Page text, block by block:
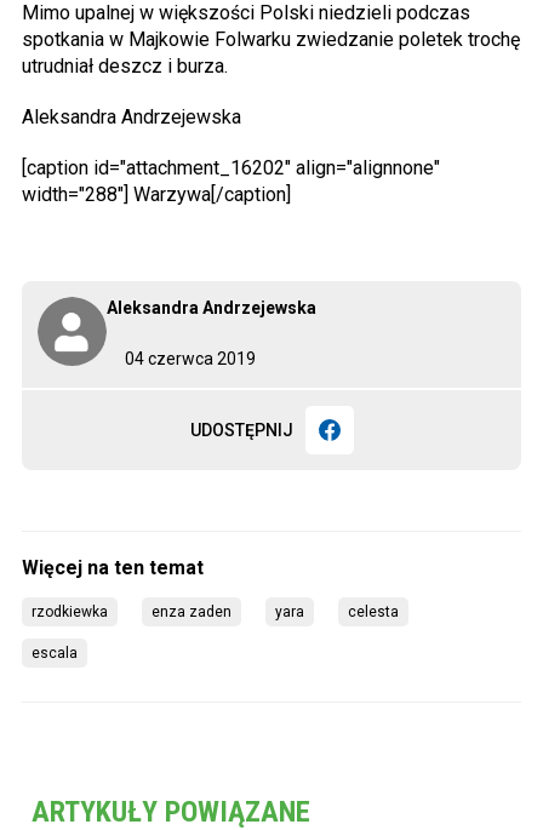
04 czerwca 2019
Aleksandra Andrzejewska
UDOSTĘPNIJ
Mimo upalnej w większości Polski niedzieli podczas
spotkania w Majkowie Folwarku zwiedzanie poletek trochę
utrudniał deszcz i burza.
Aleksandra Andrzejewska
[caption id="attachment_16202" align="alignnone"
width="288"] Warzywa[/caption]
rzodkiewka enza zaden yara celesta
escala
ARTYKUŁY POWIĄZANE